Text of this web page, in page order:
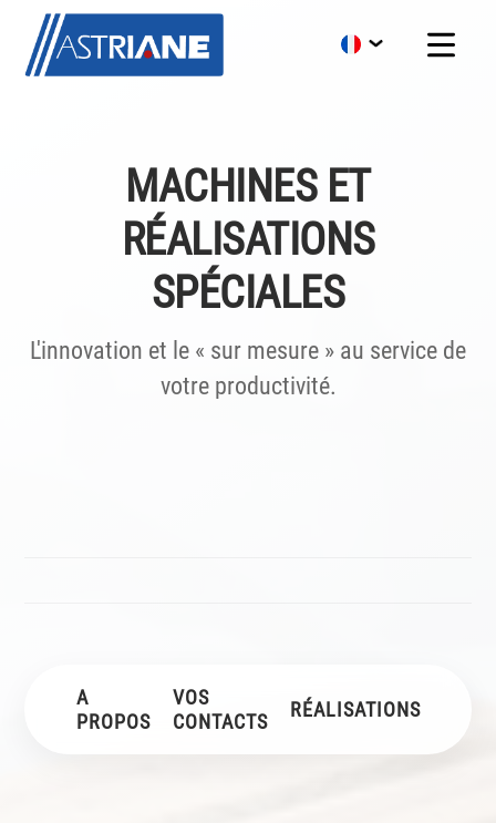
MACHINES ET
RÉALISATIONS
SPÉCIALES
L'innovation et le « sur mesure » au service de
votre productivité.
A
PROPOS
VOS
CONTACTS
RÉALISATIONS